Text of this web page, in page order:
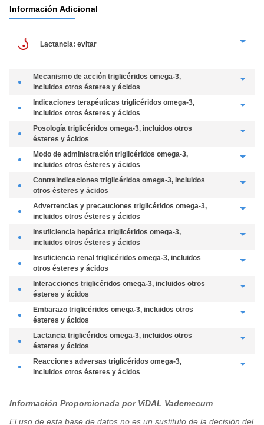
Información Adicional
lactancia: evitar
mecanismo de acción triglicéridos omega-3,
incluidos otros ésteres y ácidos
reduce la síntesis de triglicéridos en el hígado e inhibe la esterificación de
otros ác. grasos.
indicaciones terapéuticas triglicéridos omega-3,
incluidos otros ésteres y ácidos
tto. adyuvante en prevención 2
tras IAM, en combinación con tto. de
referencia. Hipertrigliceridemia endógena (suplemento a la dieta), si las
medidas dietéticas son insuficientes.
posología triglicéridos omega-3, incluidos otros
ésteres y ácidos
- Tto. adyuvante en prevención 2 aria tras IAM, en combinación con tto. de
referencia: 1.000 mg (ésteres etílicos de ác. grasos omega-3 al 90%)/día.
- Hipertrigliceridemia endógena (suplemento a la dieta), si las medidas
dietético: 2.000 mg (ésteres etílicos de ác. grasos omega-3 al 90%)/día, si no
hay respuesta adecuada aumentar a 4.000 mg/día.
Falta información en niños, mayores de 70 años o con disfunción hepática.
modo de administración triglicéridos omega-3,
incluidos otros ésteres y ácidos
contraindicaciones triglicéridos omega-3, incluidos
otros ésteres y ácidos
hipersensibilidad.
advertencias y precauciones triglicéridos omega-3,
incluidos otros ésteres y ácidos
I.H. Riesgo de hemorragia debido a un traumatismo grave o operación.
Monitorización hepática y en pacientes con tto. anticoagulante (ajustar dosis
hiperquilomicronemia). Experiencia limitada en hipertrigliceridemia
aria
(especialmente diabetes no controlada). Mayores de 70
años, se dispone de datos clínicos limitados. Riesgo de reacciones de
hipersensibilidad con sensibilidad o alergia al pescado.
insuficiencia hepática triglicéridos omega-3,
incluidos otros ésteres y ácidos
Precaución. Se dispone de información limitada.
insuficiencia renal triglicéridos omega-3, incluidos
otros ésteres y ácidos
interacciones triglicéridos omega-3, incluidos otros
ésteres y ácidos
Debido al aumento moderado del tiempo de hemorragia (con la dosis
elevada, es decir, 4 cápsulas), monitorizar a los pacientes que reciban tto.
embarazo triglicéridos omega-3, incluidos otros
ésteres y ácidos
No hay datos adecuados sobre el uso de ésteres etílicos de ácidos grasos
omega-3 en mujeres embarazadas. Estudios en animales no han mostrado
en consecuencia, los ésteres etílicos de ácidos grasos omega-3 no debería
ser usado durante el embarazo a menos que sea claramente necesario.
lactancia triglicéridos omega-3, incluidos otros
ésteres y ácidos
No hay datos sobre la excreción de ésteres etílicos de ácidos grasos
omega-3 en la leche animal y humana. Los ésteres etílicos de ácidos grasos
reacciones adversas triglicéridos omega-3,
incluidos otros ésteres y ácidos
Información Proporcionada por ViDAL Vademecum
El uso de esta base de datos no es un sustituto de la decisión del